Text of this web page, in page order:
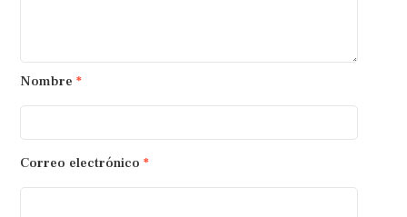
Nombre *
Correo electrónico *